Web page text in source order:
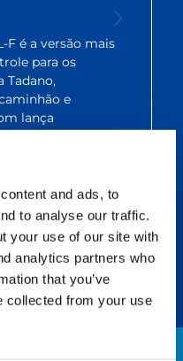
and ads, to
to analyse our traffic.
your use of our site with
analytics partners who
that you’ve
collected from your use
F é a versão mais
para os
Tadano,
e
lança
a
estreitos